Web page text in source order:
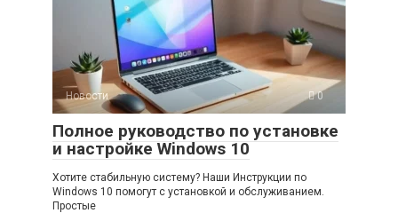
Новости 0
Полное руководство по установке
и настройке Windows 10
Хотите стабильную систему? Наши Инструкции по
Windows 10 помогут с установкой и обслуживанием.
Простые